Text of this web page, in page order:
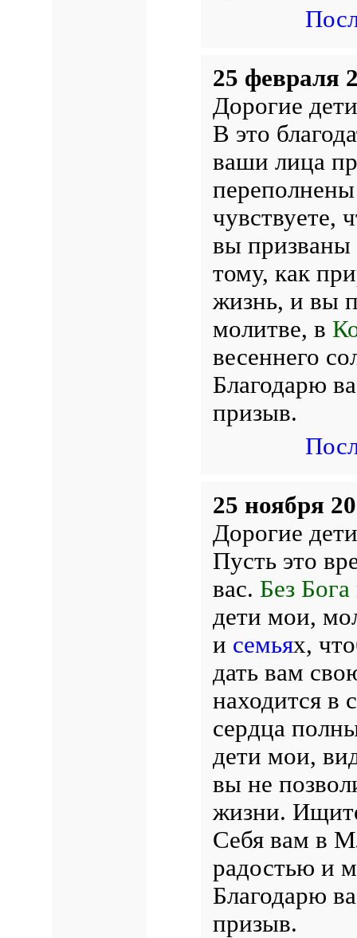
25 февраля
Дорогие
В это
ваши лица
чувствуете,
вы
тому, как
жизнь, и вы
молитве, в
весеннего
Благодарю
призыв.
25 ноября
Дорогие
Пусть это
вас. Без
дети мои,
и семьях,
дать вам
находится в
сердца
дети мои,
вы не
жизни.
Себя вам в
радостью и
Благодарю
призыв.